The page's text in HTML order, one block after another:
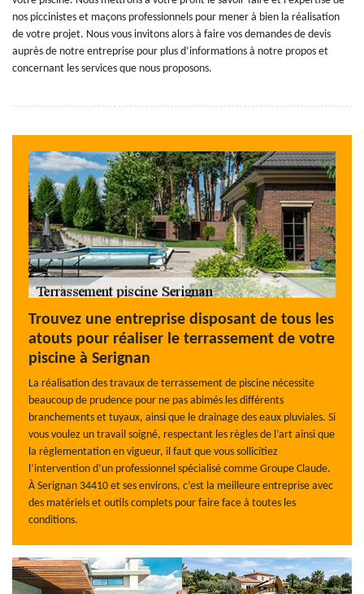
nos piccinistes et maçons professionnels pour mener à bien la réalisation
de votre projet. Nous vous invitons alors à faire vos demandes de devis
auprès de notre entreprise pour plus d’informations à notre propos et
concernant les services que nous proposons.
Trouvez une entreprise disposant de tous les
atouts pour réaliser le terrassement de votre
piscine à Serignan
La réalisation des travaux de terrassement de piscine nécessite
beaucoup de prudence pour ne pas abimés les différents
branchements et tuyaux, ainsi que le drainage des eaux pluviales. Si
vous voulez un travail soigné, respectant les règles de l’art ainsi que
la règlementation en vigueur, il faut que vous sollicitiez
l’intervention d’un professionnel spécialisé comme Groupe Claude.
À Serignan 34410 et ses environs, c’est la meilleure entreprise avec
des matériels et outils complets pour faire face à toutes les
conditions.